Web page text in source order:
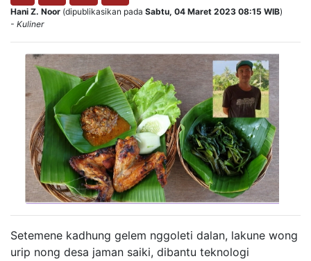
Hani Z. Noor (dipublikasikan pada Sabtu, 04 Maret 2023 08:15 WIB)
- Kuliner
Setemene kadhung gelem nggoleti dalan, lakune wong
urip nong desa jaman saiki, dibantu teknologi